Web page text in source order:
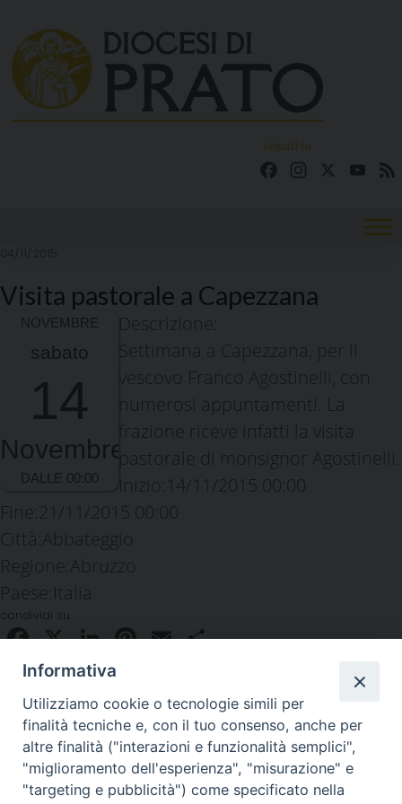
content
seguici su
FacebookInstagram
04/11/2015
Visita pastorale a Capezzana
sabato
14
Novembre
Descrizione:
Settimana a Capezzana, per il
vescovo Franco Agostinelli, con
numerosi appuntamenti. La
frazione riceve infatti la visita
pastorale di monsignor Agostinelli.
Inizio:
14/11/2015 00:00
Fine: 21/11/2015 00:00
Città: Abbateggio
Regione: Abruzzo
Paese: Italia
condividi su
Facebook
X LinkedIn
Pinterest
EmailCondividi
Piazza Duomo 48 - 59100 Prato
Informativa
Utilizziamo cookie o tecnologie simili per
finalità tecniche e, con il tuo consenso, anche per
altre finalità ("interazioni e funzionalità semplici",
"miglioramento dell'esperienza", "misurazione" e
"targeting e pubblicità") come specificato nella